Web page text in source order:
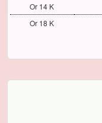
Or 14 K
Or 18 K